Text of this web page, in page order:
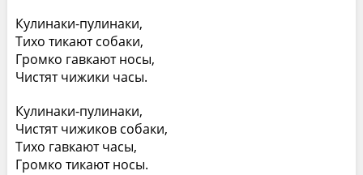
Кулинаки-пулинаки,
Тихо тикают собаки,
Громко гавкают носы,
Чистят чижики часы.
Кулинаки-пулинаки,
Чистят чижиков собаки,
Тихо гавкают часы,
Громко тикают носы.